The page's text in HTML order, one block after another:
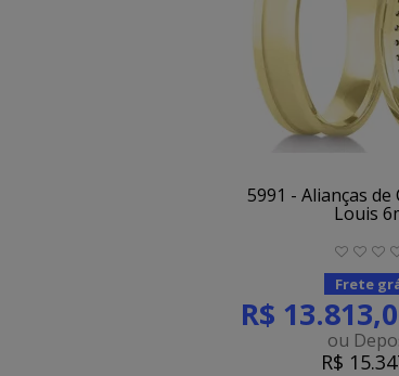
5991 - Alianças
Louis
Frete
R$
ou
R$